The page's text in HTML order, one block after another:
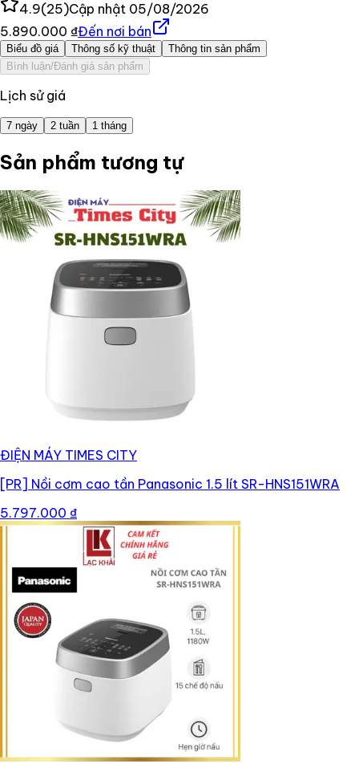
4.9(25)Cập nhật 05/08/2026
5.890.000 ₫Đến nơi bán
Biểu đồ giá Thông số kỹ thuật
Thông tin sản phẩm
Bình luận/Đánh giá sản phẩm
Lịch sử giá
7 ngày 2 tuần 1 tháng
Sản phẩm tương tự
ĐIỆN MÁY TIMES CITY
[PR] Nồi cơm cao tần Panasonic 1.5 lít SR-HNS151WRA
5.797.000 ₫